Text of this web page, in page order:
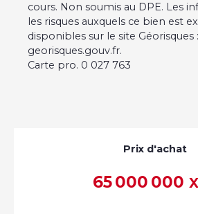
cours. Non soumis au DPE. Les
les risques auxquels ce bien est
disponibles sur le site Géorisques :
georisques.gouv.fr.
Carte pro. 0 027 763
Prix d'achat
65 000 000